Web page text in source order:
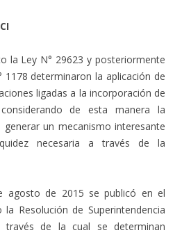
la Ley N° 29623 y posteriormente
determinaron la aplicación de
ligadas a la incorporación de
de esta manera la
un mecanismo interesante
necesaria a través de la
agosto de 2015 se publicó en el
Resolución de Superintendencia
través de la cual se determinan